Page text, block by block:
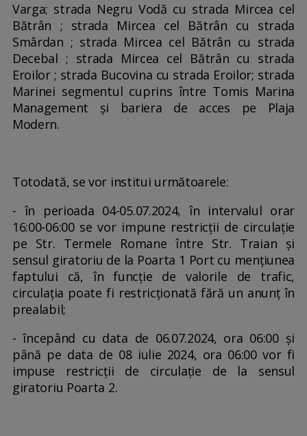
Varga; strada Negru Vodă cu strada Mircea cel
Bătrân ; strada Mircea cel Bătrân cu strada
Smârdan ; strada Mircea cel Bătrân cu strada
Decebal ; strada Mircea cel Bătrân cu strada
Eroilor ; strada Bucovina cu strada Eroilor; strada
Marinei segmentul cuprins între Tomis Marina
Management și bariera de acces pe Plaja
Modern.
Totodată, se vor institui următoarele:
- în perioada 04-05.07.2024, în intervalul orar
16:00-06:00 se vor impune restricții de circulație
pe Str. Termele Romane între Str. Traian și
sensul giratoriu de la Poarta 1 Port cu mențiunea
faptului că, în funcție de valorile de trafic,
circulația poate fi restricționată fără un anunț în
prealabil;
- începând cu data de 06.07.2024, ora 06:00 și
până pe data de 08 iulie 2024, ora 06:00 vor fi
impuse restricții de circulație de la sensul
giratoriu Poarta 2.